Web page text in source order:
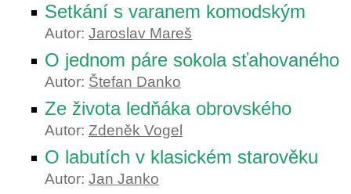
Setkání s varanem komodským
Autor: Jaroslav Mareš
O jednom páre sokola sťahovaného
Autor: Štefan Danko
Ze života ledňáka obrovského
Autor: Zdeněk Vogel
O labutích v klasickém starověku
Autor: Jan Janko